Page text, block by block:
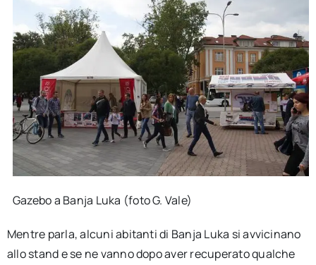
Gazebo a Banja Luka (foto G. Vale)
Mentre parla, alcuni abitanti di Banja Luka si avvicinano
allo stand e se ne vanno dopo aver recuperato qualche